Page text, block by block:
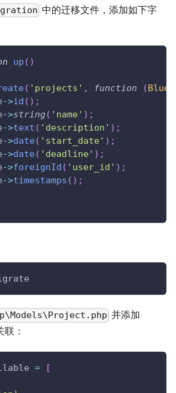
中的迁移文件，添加如下字
up ( )
( 'projects' , function (
->id ( ) ;
->string( 'name' ) ;
->text ( 'description' ) ;
->date( 'start_date' ) ;
->date( 'deadline' ) ;
->foreignId ( 'user_id' ) ;
->timestamps ( ) ;
并添加
：
=
[